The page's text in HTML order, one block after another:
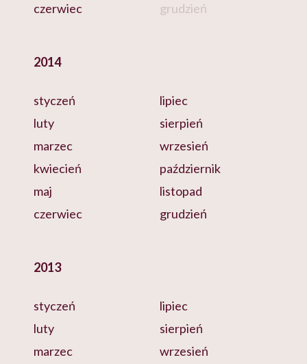
czerwiec
grudzień
2014
styczeń
luty
marzec
kwiecień
maj
czerwiec
lipiec
sierpień
wrzesień
październik
listopad
grudzień
2013
styczeń
luty
marzec
lipiec
sierpień
wrzesień